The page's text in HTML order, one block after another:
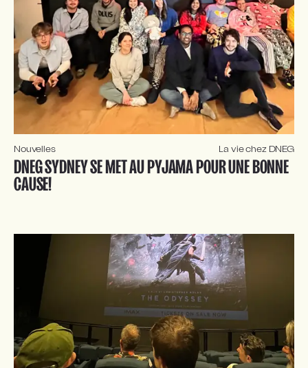
Nouvelles La vie chez DNEG
DNEG SYDNEY SE MET AU PYJAMA POUR UNE BONNE
CAUSE!